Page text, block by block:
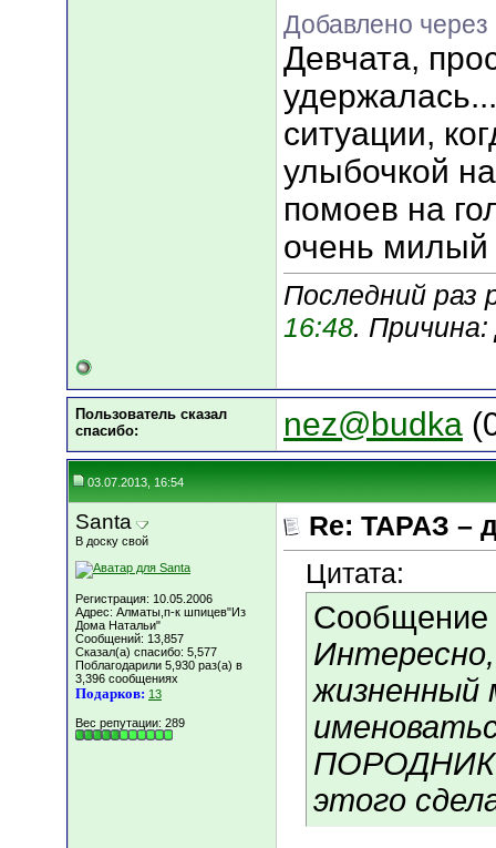
Добавлено
Девчата,
ситуации,
улыбочкой
помоев на
очень
Последний раз
16:48.
Пользователь сказал
cпасибо:
nez@budka
03.07.2013, 16:54
Santa
В доску свой
Регистрация: 10.05.2006
Адрес: Алматы,п-к шпицев"Из
Дома Натальи"
Сообщений: 13,857
Сказал(а) спасибо: 5,577
Поблагодарили 5,930 раз(а) в
3,396 сообщениях
Подарков: 13
Вес репутации: 289
Re: ТАРАЗ –
Цитата:
Сообщение
жизненный
ПОРОДНИК
этого